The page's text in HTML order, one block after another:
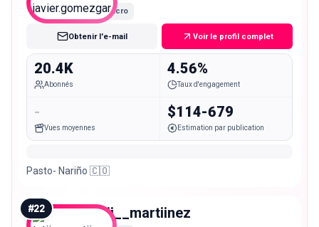
Micro
Obtenir l'e-mail Voir le profil complet
20.4K
Abonnés
4.56%
Taux d'engagement
-
Vues moyennes
$114-679
Estimation par publication
Pasto- Nariño 🇨🇴
#22 tatii__martiinez